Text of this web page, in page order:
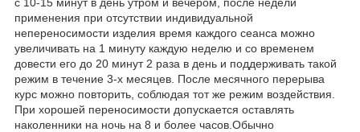
применения при отсутствии индивидуальной
непереносимости изделия время каждого сеанса можно
увеличивать на 1 минуту каждую неделю и со временем
довести его до 20 минут 2 раза в день и поддерживать такой
режим в течение 3-х месяцев. После месячного перерыва
курс можно повторить, соблюдая тот же режим воздействия.
При хорошей переносимости допускается оставлять
наколенники на ночь на 8 и более часов.Обычно